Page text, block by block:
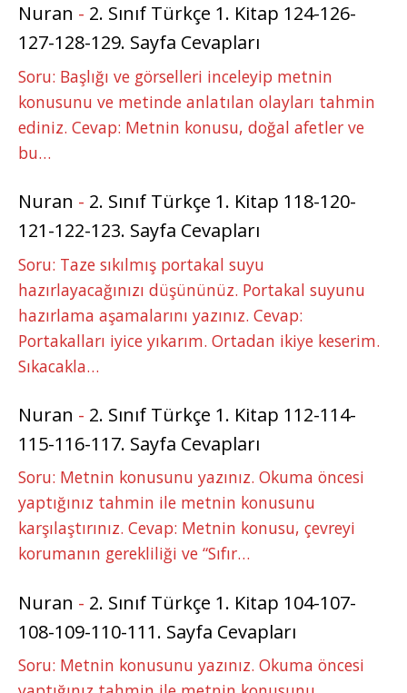
Nuran - 2. Sınıf Türkçe 1. Kitap 124-126-
127-128-129. Sayfa Cevapları
Soru: Başlığı ve görselleri inceleyip metnin
konusunu ve metinde anlatılan olayları tahmin
ediniz. Cevap: Metnin konusu, doğal afetler ve
bu…
Nuran - 2. Sınıf Türkçe 1. Kitap 118-120-
121-122-123. Sayfa Cevapları
Soru: Taze sıkılmış portakal suyu
hazırlayacağınızı düşününüz. Portakal suyunu
hazırlama aşamalarını yazınız. Cevap:
Portakalları iyice yıkarım. Ortadan ikiye keserim.
Sıkacakla…
Nuran - 2. Sınıf Türkçe 1. Kitap 112-114-
115-116-117. Sayfa Cevapları
Soru: Metnin konusunu yazınız. Okuma öncesi
yaptığınız tahmin ile metnin konusunu
karşılaştırınız. Cevap: Metnin konusu, çevreyi
korumanın gerekliliği ve “Sıfır…
Nuran - 2. Sınıf Türkçe 1. Kitap 104-107-
108-109-110-111. Sayfa Cevapları
Soru: Metnin konusunu yazınız. Okuma öncesi